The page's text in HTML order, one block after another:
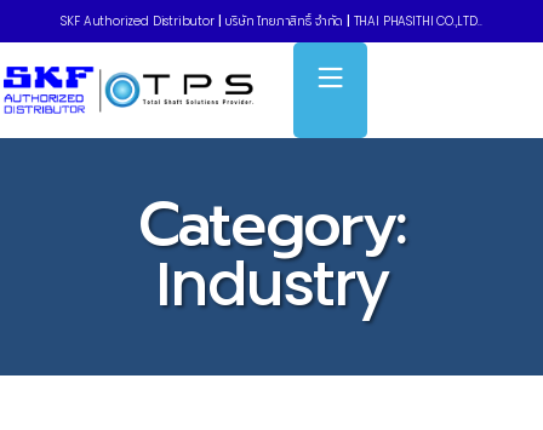
SKF Authorized Distributor บริษัท ไทยภาสิทธิ์ จำกัด THAI PHASITHI CO.,LTD..
Category:
Industry